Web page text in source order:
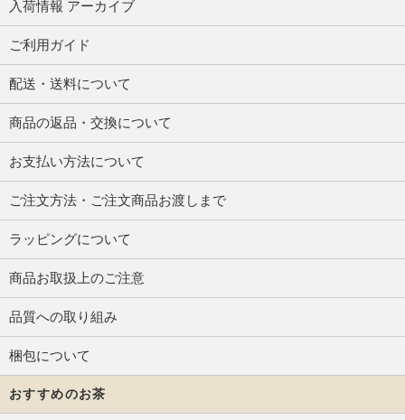
入荷情報 アーカイブ
ご利用ガイド
配送・送料について
商品の返品・交換について
お支払い方法について
ご注文方法・ご注文商品お渡しまで
ラッピングについて
商品お取扱上のご注意
品質への取り組み
梱包について
おすすめのお茶